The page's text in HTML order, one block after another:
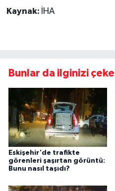
Kaynak: İHA
Bunlar da ilginizi
Eskişehir'de trafikte
görenleri şaşırtan görüntü:
Bunu nasıl taşıdı?